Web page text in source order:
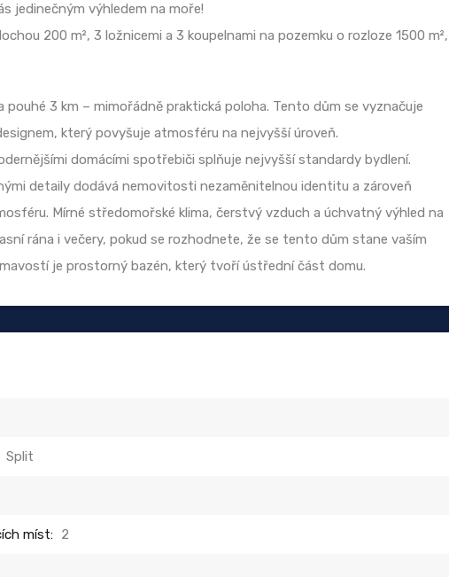
jedinečným výhledem na moře!
200 m², 3 ložnicemi a 3 koupelnami na pozemku o rozloze 1500 m²,
pouhé 3 km – mimořádně praktická poloha. Tento dům se vyznačuje
který povyšuje atmosféru na nejvyšší úroveň.
domácími spotřebiči splňuje nejvyšší standardy bydlení.
detaily dodává nemovitosti nezaměnitelnou identitu a zároveň
Mírné středomořské klima, čerstvý vzduch a úchvatný výhled na
rána i večery, pokud se rozhodnete, že se tento dům stane vaším
je prostorný bazén, který tvoří ústřední část domu.
Split
míst: 2